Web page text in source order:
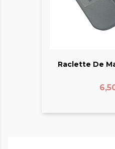
Raclette De
Prix